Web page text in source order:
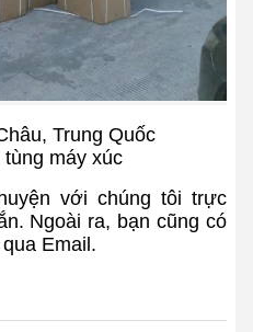
Trung Quốc
máy xúc
với chúng tôi trực
Ngoài ra, bạn cũng có
Email.